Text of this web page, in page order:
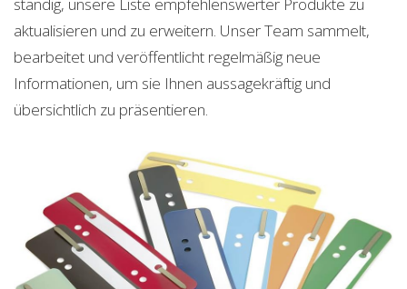
aktualisieren und zu erweitern. Unser Team sammelt,
bearbeitet und veröffentlicht regelmäßig neue
Informationen, um sie Ihnen aussagekräftig und
übersichtlich zu präsentieren.